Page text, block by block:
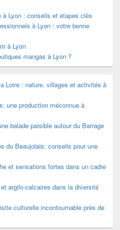
Lyon : conseils et étapes clés
à Lyon : votre benne
à Lyon
mangas à Lyon ?
Loire : nature, villages et activités à
une production méconnue à
balade paisible autour du Barrage
du Beaujolais: conseils pour une
et sensations fortes dans un cadre
argilo-calcaires dans la diversité
culturelle incontournable près de